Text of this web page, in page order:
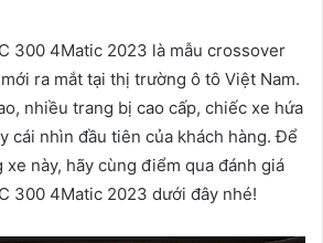
300 4Matic 2023 là mẫu crossover
ra mắt tại thị trường ô tô Việt Nam.
nhiều trang bị cao cấp, chiếc xe hứa
cái nhìn đầu tiên của khách hàng. Để
này, hãy cùng điểm qua đánh giá
300 4Matic 2023 dưới đây nhé!